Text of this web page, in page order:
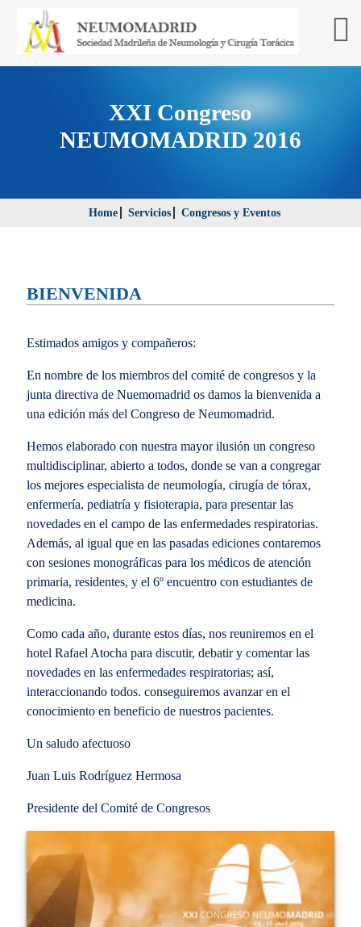
XXI Congreso
NEUMOMADRID 2016
Home Servicios Congresos y Eventos
BIENVENIDA
Estimados amigos y compañeros:
En nombre de los miembros del comité de congresos y la
junta directiva de Nuemomadrid os damos la bienvenida a
una edición más del Congreso de Neumomadrid.
Hemos elaborado con nuestra mayor ilusión un congreso
multidisciplinar, abierto a todos, donde se van a congregar
los mejores especialista de neumología, cirugía de tórax,
enfermería, pediatría y fisioterapia, para presentar las
novedades en el campo de las enfermedades respiratorias.
Además, al igual que en las pasadas ediciones contaremos
con sesiones monográficas para los médicos de atención
primaria, residentes, y el 6º encuentro con estudiantes de
medicina.
Como cada año, durante estos días, nos reuniremos en el
hotel Rafael Atocha para discutir, debatir y comentar las
novedades en las enfermedades respiratorias; así,
interaccionando todos. conseguiremos avanzar en el
conocimiento en beneficio de nuestros pacientes.
Un saludo afectuoso
Juan Luis Rodríguez Hermosa
Presidente del Comité de Congresos